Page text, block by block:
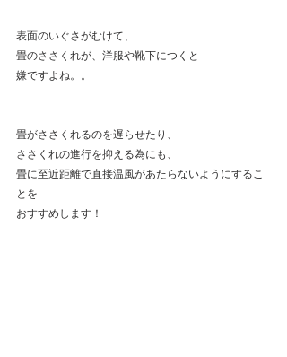
表面のいぐさがむけて、
畳のささくれが、洋服や靴下につくと
嫌ですよね。。
畳がささくれるのを遅らせたり、
ささくれの進行を抑える為にも、
畳に至近距離で直接温風があたらないようにするこ
とを
おすすめします！